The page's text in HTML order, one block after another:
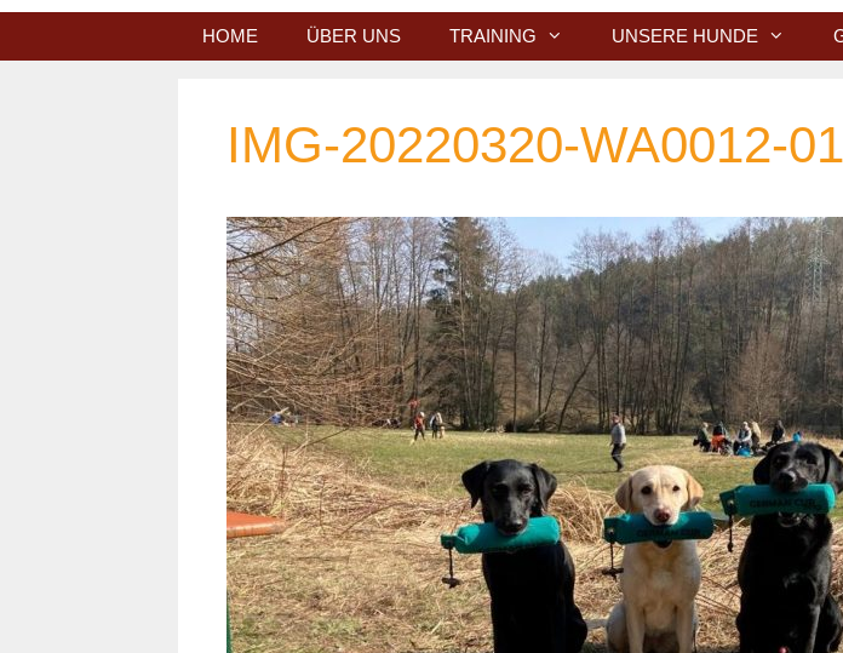
Zum
HOME ÜBER UNS TRAINING UNSERE HUNDE
IMG-20220320-WA0012-